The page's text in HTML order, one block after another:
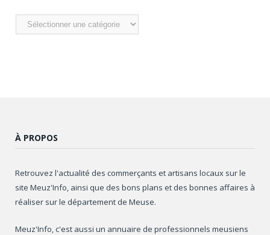
Nos
articles
À PROPOS
Retrouvez l'actualité des commerçants et artisans locaux sur le
site Meuz'Info, ainsi que des bons plans et des bonnes affaires à
réaliser sur le département de Meuse.
Meuz'Info, c'est aussi un annuaire de professionnels meusiens